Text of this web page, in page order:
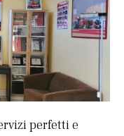
perfetti e